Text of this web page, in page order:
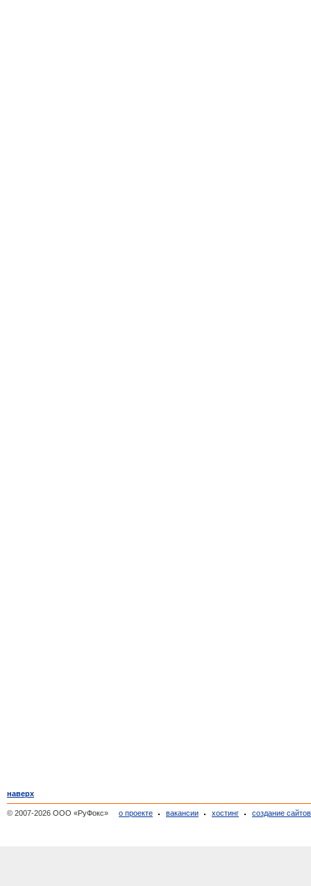
наверх
© 2007-2026 ООО «РуФокс» о проекте вакансии хостинг создание сайтов